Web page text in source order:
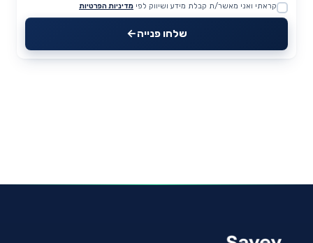
Website
קראתי ואני מאשר/ת קבלת מידע ושיווק לפי מדיניות הפרטיות
שלחו פנייה